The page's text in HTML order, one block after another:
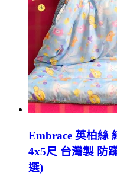
Embrace 英柏絲
4x5尺 台灣製 防
選)